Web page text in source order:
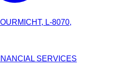
L-8070,
SERVICES